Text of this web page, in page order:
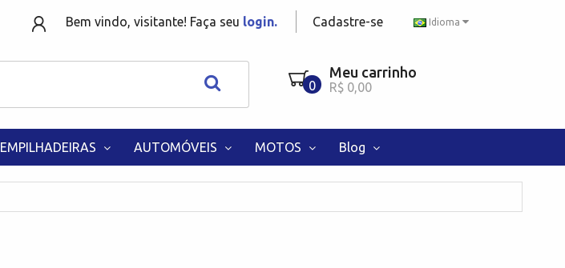
Idioma
Bem vindo, visitante! Faça seu login. Cadastre-se
0
Meu carrinho
R$ 0,00
EMPILHADEIRAS AUTOMÓVEIS MOTOS Blog